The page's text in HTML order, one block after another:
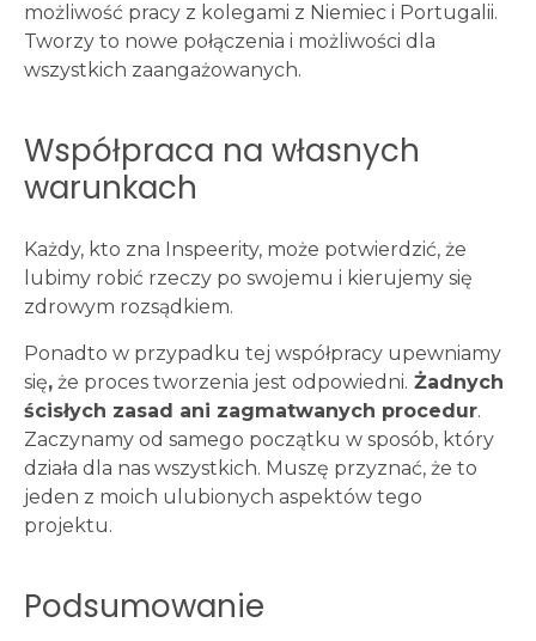
możliwość pracy z kolegami z Niemiec i Portugalii.
Tworzy to nowe połączenia i możliwości dla
wszystkich zaangażowanych.
Współpraca na własnych
warunkach
Każdy, kto zna Inspeerity, może potwierdzić, że
lubimy robić rzeczy po swojemu i kierujemy się
zdrowym rozsądkiem.
Ponadto w przypadku tej współpracy upewniamy
się, że proces tworzenia jest odpowiedni. Żadnych
ścisłych zasad ani zagmatwanych procedur.
Zaczynamy od samego początku w sposób, który
działa dla nas wszystkich. Muszę przyznać, że to
jeden z moich ulubionych aspektów tego
projektu.
Podsumowanie